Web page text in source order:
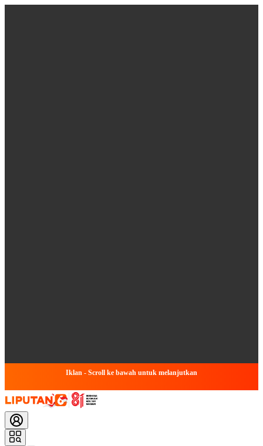
Iklan - Scroll ke bawah untuk melanjutkan